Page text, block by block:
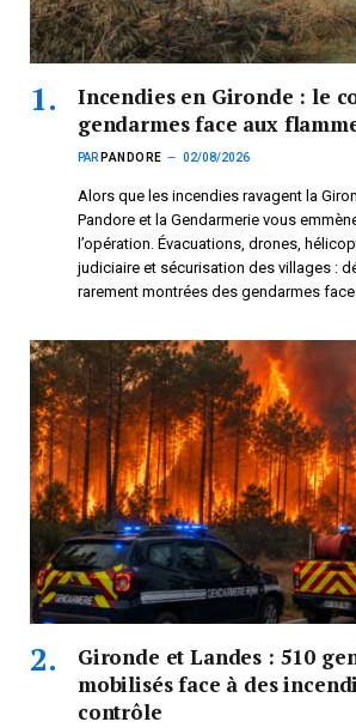
Incendies en Gironde : le
gendarmes face aux
PAR PANDORE 02/08/2026
Alors que les incendies ravagent la
Pandore et la Gendarmerie vous
l’opération. Évacuations, drones,
judiciaire et sécurisation des villages :
rarement montrées des gendarmes
Gironde et Landes : 510
mobilisés face à des
contrôle